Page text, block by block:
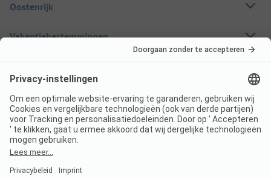
Oostenrijk
Vakantiebestemmingen
Boekbare campings
Een stacaravan huren
Over ANWB Camping
Volg ons